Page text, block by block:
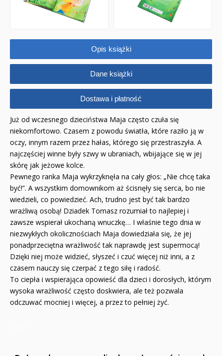
Opis książki
Dane książki
Dostawa i płatność
Już od wczesnego dzieciństwa Maja często czuła się
niekomfortowo. Czasem z powodu światła, które raziło ją w
oczy, innym razem przez hałas, którego się przestraszyła. A
najczęściej winne były szwy w ubraniach, wbijające się w jej
skórę jak jeżowe kolce.
Pewnego ranka Maja wykrzyknęła na cały głos: „Nie chcę taka
być!”. A wszystkim domownikom aż ścisnęły się serca, bo nie
wiedzieli, co powiedzieć. Ach, trudno jest być tak bardzo
wrażliwą osobą! Dziadek Tomasz rozumiał to najlepiej i
zawsze wspierał ukochaną wnuczkę… I właśnie tego dnia w
niezwykłych okolicznościach Maja dowiedziała się, że jej
ponadprzeciętna wrażliwość tak naprawdę jest supermocą!
Dzięki niej może widzieć, słyszeć i czuć więcej niż inni, a z
czasem nauczy się czerpać z tego siłę i radość.
To ciepła i wspierająca opowieść dla dzieci i dorosłych, którym
wysoka wrażliwość często doskwiera, ale też pozwala
odczuwać mocniej i więcej, a przez to pełniej żyć.